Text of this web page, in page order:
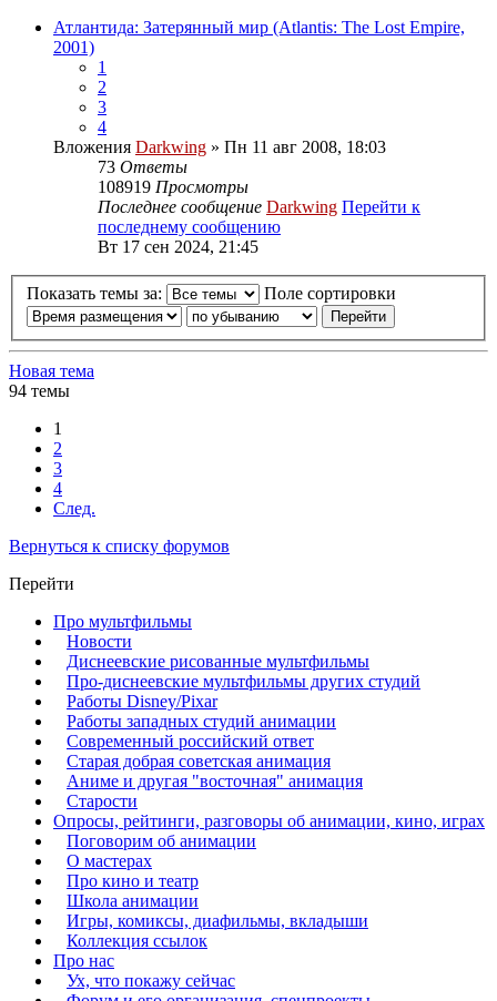
Атлантида: Затерянный мир (Atlantis: The Lost Empire,
2001)
1
2
3
4
Вложения Darkwing » Пн 11 авг 2008, 18:03
73 Ответы
108919 Просмотры
Последнее сообщение Darkwing Перейти к
последнему сообщению
Вт 17 сен 2024, 21:45
Показать темы за: Поле сортировки
Новая тема
94 темы
1
2
3
4
След.
Вернуться к списку форумов
Перейти
Про мультфильмы
Новости
Диснеевские рисованные мультфильмы
Про-диснеевские мультфильмы других студий
Работы Disney/Pixar
Работы западных студий анимации
Современный российский ответ
Старая добрая советская анимация
Аниме и другая "восточная" анимация
Старости
Опросы, рейтинги, разговоры об анимации, кино, играх
Поговорим об анимации
О мастерах
Про кино и театр
Школа анимации
Игры, комиксы, диафильмы, вкладыши
Коллекция ссылок
Про нас
Ух, что покажу сейчас